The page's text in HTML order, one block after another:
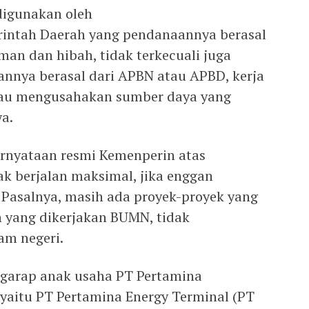
oleh
Daerah yang pendanaannya berasal
dan hibah, tidak terkecuali juga
berasal dari APBN atau APBD, kerja
mengusahakan sumber daya yang
resmi Kemenperin atas
berjalan maksimal, jika enggan
masih ada proyek-proyek yang
dikerjakan BUMN, tidak
negeri.
anak usaha PT Pertamina
PT Pertamina Energy Terminal (PT